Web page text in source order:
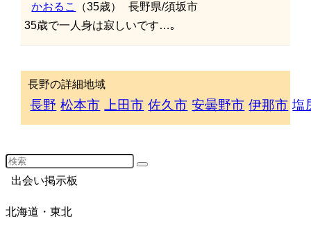
かおるこ （35歳）
長野県/須坂市
35歳で一人身は寂しいです…｡
長野の詳細地域
長野 松本市 上田市 佐久市 安曇野市 伊那市 塩
出会い掲示板
北海道・東北